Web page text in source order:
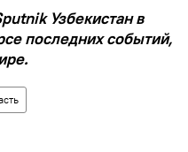
Узбекистан в
последних событий,